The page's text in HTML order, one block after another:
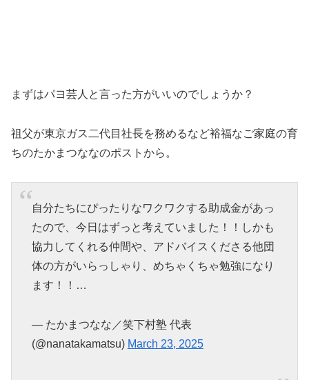
まずはパヨ芸人と言った方がいいのでしょうか？
祖父が東京ガス二代目社長を務めるなど裕福なご家庭の育
ちのたかまつななのポストから。
自分たちにぴったりなワクワクする助成金があっ
たので、今日はずっと考えていました！！しかも
協力してくれる仲間や、アドバイスくださる他団
体の方がいらっしゃり、めちゃくちゃ勉強になり
ます！！…
— たかまつなな／笑下村塾 代表
(@nanatakamatsu) March 23, 2025